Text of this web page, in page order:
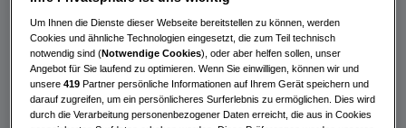
Um Ihnen die Dienste dieser Webseite bereitstellen zu können, werden
Cookies und ähnliche Technologien eingesetzt, die zum Teil technisch
notwendig sind (Notwendige Cookies), oder aber helfen sollen, unser
Angebot für Sie laufend zu optimieren. Wenn Sie einwilligen, können wir und
unsere419 Partner persönliche Informationen auf Ihrem Gerät speichern und
darauf zugreifen, um ein persönlicheres Surferlebnis zu ermöglichen. Dies wird
durch die Verarbeitung personenbezogener Daten erreicht, die aus in Cookies